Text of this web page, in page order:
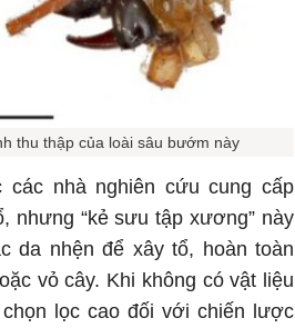
thu thập của loài sâu bướm này
nhà nghiên cứu cung cấp
nhưng “kẻ sưu tập xương” này
da nhện để xây tổ, hoàn toàn
vỏ cây. Khi không có vật liệu
lọc cao đối với chiến lược